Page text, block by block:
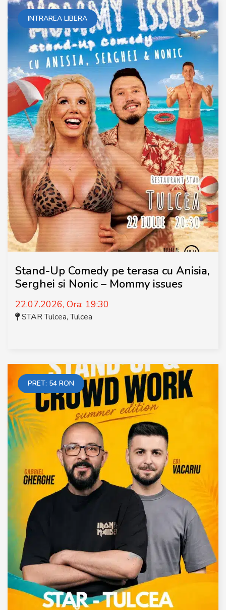
INTRAREA LIBERA
Stand-Up Comedy pe terasa cu Anisia,
Serghei si Nonic – Mommy issues
22.07.2026, Ora: 19:30
STAR Tulcea,Tulcea
PRET: 54 RON